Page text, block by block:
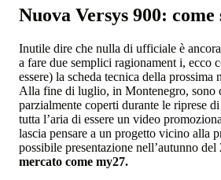
Nuova Versys 900: come
Inutile dire che nulla di ufficiale è
a fare due semplici ragionament i, ecco
essere) la scheda tecnica della prossima
Alla fine di luglio, in Montenegro, sono
parzialmente coperti durante le riprese
tutta l’aria di essere un video
lascia pensare a un progetto vicino alla
possibile presentazione nell’autunno del
mercato come my27.